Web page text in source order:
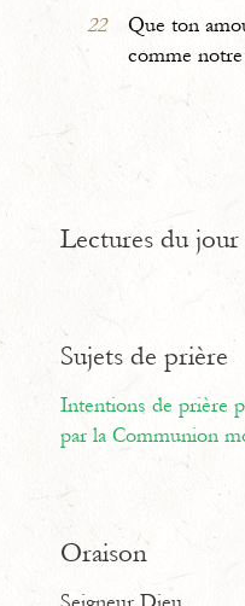
22 Que ton
comme
Lectures du jour
Sujets de prière
Intentions de prière
par la Communion
Oraison